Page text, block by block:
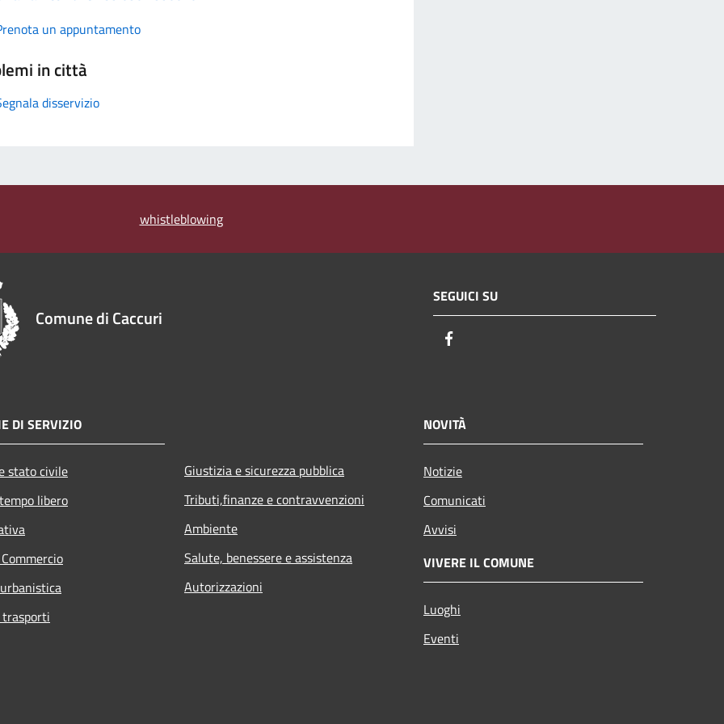
un appuntamento
in città
disservizio
whistleblowing
Comune di Caccuri
SEGUICI SU
DI SERVIZIO
stato civile
libero
Giustizia e sicurezza pubblica
Tributi,finanze e contravvenzioni
Ambiente
Salute, benessere e assistenza
Autorizzazioni
NOVITÀ
Notizie
Comunicati
Avvisi
VIVERE IL COMUNE
Luoghi
Eventi